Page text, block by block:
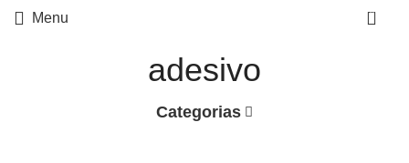
Menu 0
adesivo
Categorias